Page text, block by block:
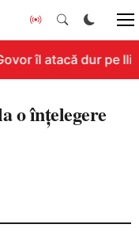
îl atacă dur pe
o înţelegere